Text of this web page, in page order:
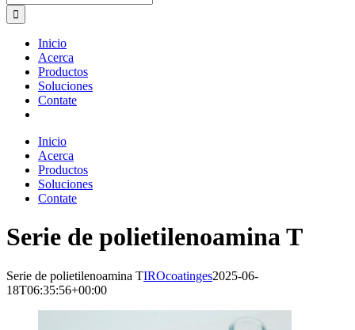
for:
Inicio
Acerca
Productos
Soluciones
Contate
Inicio
Acerca
Productos
Soluciones
Contate
Serie de polietilenoamina T
Serie de polietilenoamina TIROcoatinges2025-06-
18T06:35:56+00:00